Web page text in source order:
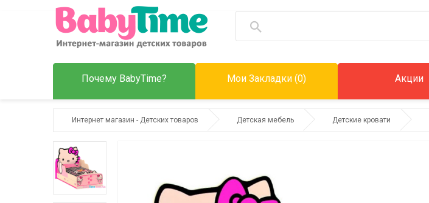
Почему BabyTime? Мои Закладки (0) Акции
Интернет магазин - Детских товаров Детская мебель Детские кровати